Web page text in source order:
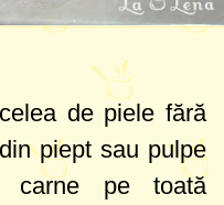
de piele fără
piept sau pulpe
pe toată